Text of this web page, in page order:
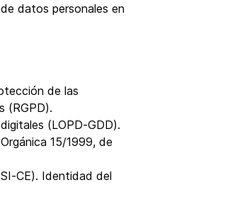
datos personales en
de las
(RGPD).
(LOPD-GDD).
15/1999, de
CE). Identidad del